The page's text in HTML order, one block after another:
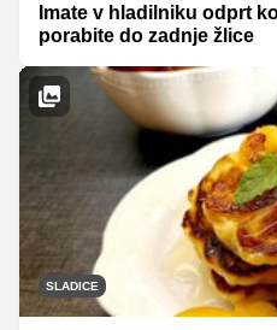
Imate v hladilniku odprt
porabite do zadnje žlice
SLADICE